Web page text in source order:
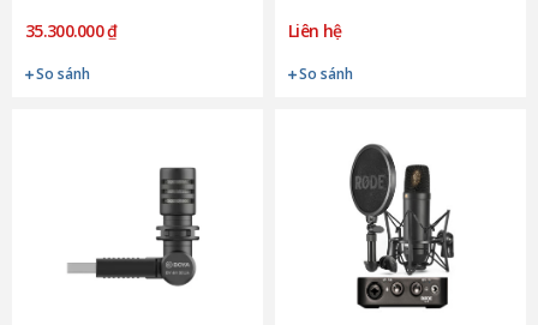
35.300.000 ₫
So sánh
Liên hệ
So sánh